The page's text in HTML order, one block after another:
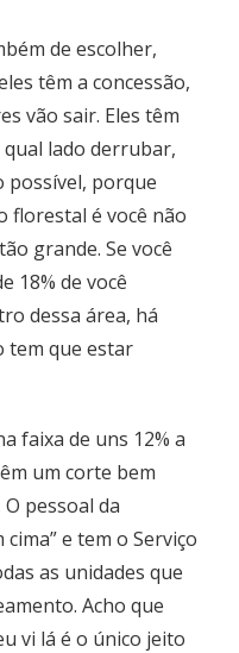
de escolher,
têm a concessão,
vão sair. Eles têm
lado derrubar,
possível, porque
florestal é você não
grande. Se você
18% de você
dessa área, há
tem que estar
faixa de uns 12% a
um corte bem
pessoal da
e tem o Serviço
as unidades que
Acho que
vi lá é o único jeito